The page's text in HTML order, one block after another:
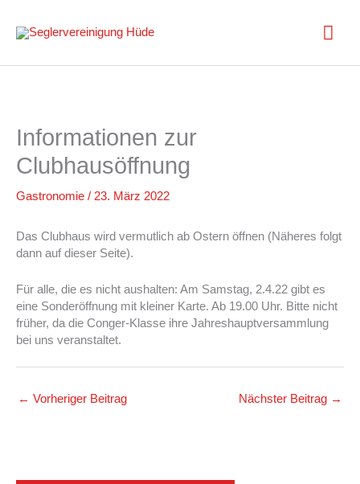
Inhalt
springen
Informationen zur
Clubhausöffnung
Gastronomie / 23. März 2022
Das Clubhaus wird vermutlich ab Ostern öffnen (Näheres folgt
dann auf dieser Seite).
Für alle, die es nicht aushalten: Am Samstag, 2.4.22 gibt es
eine Sonderöffnung mit kleiner Karte. Ab 19.00 Uhr. Bitte nicht
früher, da die Conger-Klasse ihre Jahreshauptversammlung
bei uns veranstaltet.
← Vorheriger Beitrag Nächster Beitrag →